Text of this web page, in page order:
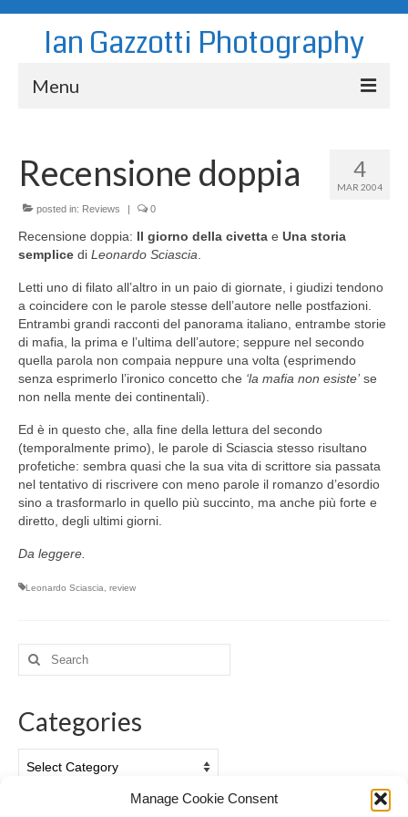
Manage Cookie Consent
Ian Gazzotti Photography
Menu
Blog
Portfolio
About
Contact
4
MAR 2004
Recensione doppia
posted in: Reviews | 0
Recensione doppia: Il giorno della civetta e Una storia
semplice di Leonardo Sciascia
Letti uno di filato all’altro in un paio di giornate, i giudizi tendono
a coincidere con le parole stesse dell’autore nelle postfazioni.
Entrambi grandi racconti del panorama italiano, entrambe storie
di mafia, la prima e l’ultima dell’autore; seppure nel secondo
quella parola non compaia neppure una volta (esprimendo
senza esprimerlo l’ironico concetto che ‘la mafia non esiste’se
non nella mente dei continentali).
Ed è in questo che, alla fine della lettura del secondo
(temporalmente primo), le parole di Sciascia stesso risultano
profetiche: sembra quasi che la sua vita di scrittore sia passata
nel tentativo di riscrivere con meno parole il romanzo d’esordio
sino a trasformarlo in quello più succinto, ma anche più forte e
diretto, degli ultimi giorni.
Da leggere.
Leonardo Sciascia review
Search
for:
Categories